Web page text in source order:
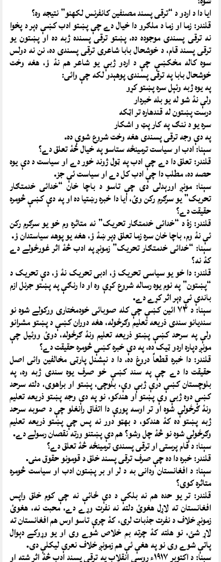
ايا دا د اردو د “ترقى پسند مصنفين کانفرنس لکهنو” نتيجه وه؟
قلندر: زما او زما د ملګرو دا خيال دے چې پښتو ادب کښې ډېر د پخوا
نه ترقى پسندى موجوده ده، پښتو ترقى پسنده ژبه ده او پښتون يو
ترقى پسند قام، د خوشحال بابا شاعرى ترقى پسندى ده، نن نه دولس
سوه کاله مخکښې چې د اردو ژبې يو شاعر هم نۀ ؤ، هغه وخت
خوشحال بابا په ترقى پسندۍ پوهېدو لکه چې وائى:
په يوه ژبه وئېل سره پښتو کړو
ولې نۀ شو له يو بله خبردار
درست پښتون له قندهاره تر اټکه
سره يو د ننګ په کار پټ و اشکار
په دې وجه ترقى پسندى هغه وخت شروع شوې ده.
سېنا: ادب او سياست ترمينځه ستاسو په خيال څۀ تعلق دے؟
قلندر: تعلق دا دے چې ادب په ټول ژوند خور دے او سياست د دې يوه
حصه ده، مطلب دا چې ادب کل دے او سياست ئې جز.
سېنا: مونږ اورېدلى دى چې تاسو د باچا خان “خدائى خدمتګار
تحريک” يو سرګرم رکن وئ، ايا دا خبره رښتيا ده او په دې کښې څومره
حقيقت دے؟
قلندر: زۀ د “خدائى خدمتګار تحريک” نه متاثره وم خو يو سرګرم رکن
ئې نۀ وم، باچا خان سره زما تعلق ډېر ښۀ ؤ، هغه يو پوهه سياستدان ؤ.
سېنا: “خدائى خدمتګار تحريک” زمونږ په ادب څۀ اثر غورځولے دے
کۀ نه؟
قلندر: دا خو يو سياسى تحريک ؤ، ادبى تحريک نۀ ؤ، دې تحريک د
“پښتون” په نوم يوه رساله شروع کړې وه او دا رنګې په پښتو جرنل ازم
باندې ئې ډېر اثر کړے دے.
سېنا: د ٧٣ ائين کښې چې کله صوبائى خودمختارى ورکولے شوه نو
سنديانو سندى ذريعه تعليم وګرځوله، هغه دوران کښې د پښتو مشرانو
ولې په سرحد کښې پښتو ذريعه تعليم ونۀ ګرځوله، دوئ ووئيل چې
مونږ دپاره اردو ټيک ده، په دې خبره کښې څومره حقيقت دے؟
قلندر: دا خبره قطعاً دروغ ده، دا د نېشنل پارټۍ مخالفين وائى اصل
حقيقت دا دے چې په سند کښې خو صرف يوه سندى ژبه وه، په
بلوچستان کښې درې ژبې وې، بلوچى، پښتو او براهوى، دلته سرحد
کښې دوه ژبې وې پښتو او هندکو، نو په دې وجه پښتو ذريعه تعليم
ونۀ ګرځولې شوه او تر اوسه پورې دا اتفاق رانغلو چې د صوبه سرحد
ژبه پښتو ده کۀ هندکو، د بهټو دور نه پس چې پښتو ذريعه تعليم
وګرځولې شوه نو څۀ چل وشو؟ هم دې پښتنو ورته نقصان رسولے دے.
سېنا: د قام پرستۍ او ترقى پسندۍ ترمينځه څۀ تعلق دے؟
قلندر: خبره دا ده چې صرف ترقى پسند خلق د قومونو حقوق منى.
سېنا: د افغانستان ودانى به د لر او بر پښتون ادب او سياست څومره
متاثره کوى؟
قلندر: تر يو حده هم نه بلکې د دې ځائې نه چې کوم خلق واپس
افغانستان ته لاړل هغوئ دلته نه نفرت وړے دے، محبت نه، هغوئ
زمونږ خلاف د نفرت جذبات لرى، کۀ چرې تاسو اوس هم افغانستان ته
لاړ شئ، نو هلته کۀ چرته بم خلاص شوے وى او يو وړوکے دېوال
پاتې شوے وى نو په هغې ئې هم زمونږ خلاف نعرې ليکلې دى.
سېنا: د اکتوبر ١٩١٧ء روسى انقلاب په ترقى پسند ادب څۀ اثر شته او